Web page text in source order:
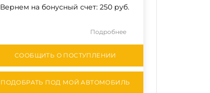
Вернем на бонусный счет: 250 руб.
Подробнее
СООБЩИТЬ О ПОСТУПЛЕНИИ
ПОДОБРАТЬ ПОД МОЙ АВТОМОБИЛЬ